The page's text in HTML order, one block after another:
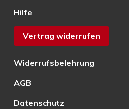
Hilfe
Vertrag widerrufen
Widerrufsbelehrung
AGB
Datenschutz